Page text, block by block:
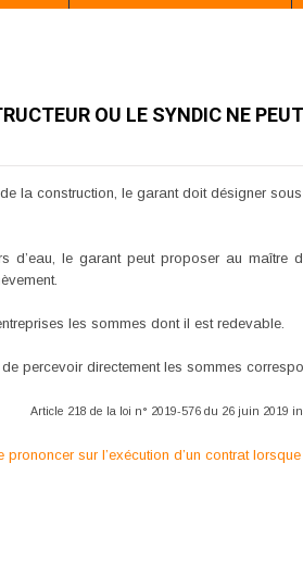
OU LE SYNDIC NE
la construction, le garant doit désigner
d’eau, le garant peut proposer au maître
les sommes dont il est redevable.
percevoir directement les sommes
Article 218 de la loi n° 2019-576 du 26 juin 2019
sur l’exécution d’un contrat